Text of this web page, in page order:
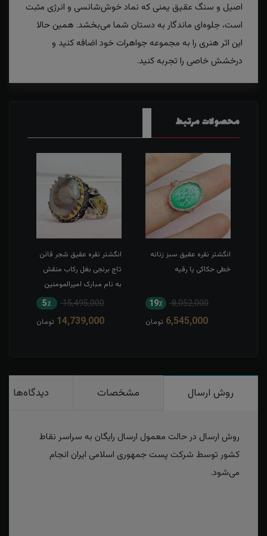
اصیل و سنگ عقیق یمنی که نماد خوش‌شانسی و انرژی مثبت
است، جلوه‌ای ماندگار به دستان شما می‌بخشد. همین حالا
این اثر هنری را به مجموعه جواهرات خود اضافه کنید و
درخشش خاصی را تجربه کنید.
محصولات مرتبط
انگشتر نقره عقیق سبز زنانه
خطی حکاکی یا رقیه
8,052,000 19٪
6,545,000 تومان
انگشتر نقره عقیق شجر قائن
تاج برنجی بغل رکاب منقش
به نام مبارک امیرالمومنین
15,495,000 5٪
14,739,000 تومان
روش ارسال مشخصات دیدگاه‌ها
روش ارسال در حالت معمول ارسال رایگان به سراسر نقاط
کشور توسط شرکت پست جمهوری اسلامی ایران انجام
می‌شود.